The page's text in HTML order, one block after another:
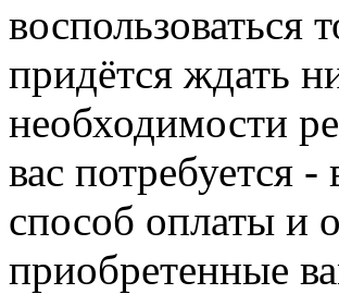
воспользоваться
придётся ждать
необходимости
вас потребуется
способ оплаты и
приобретенные